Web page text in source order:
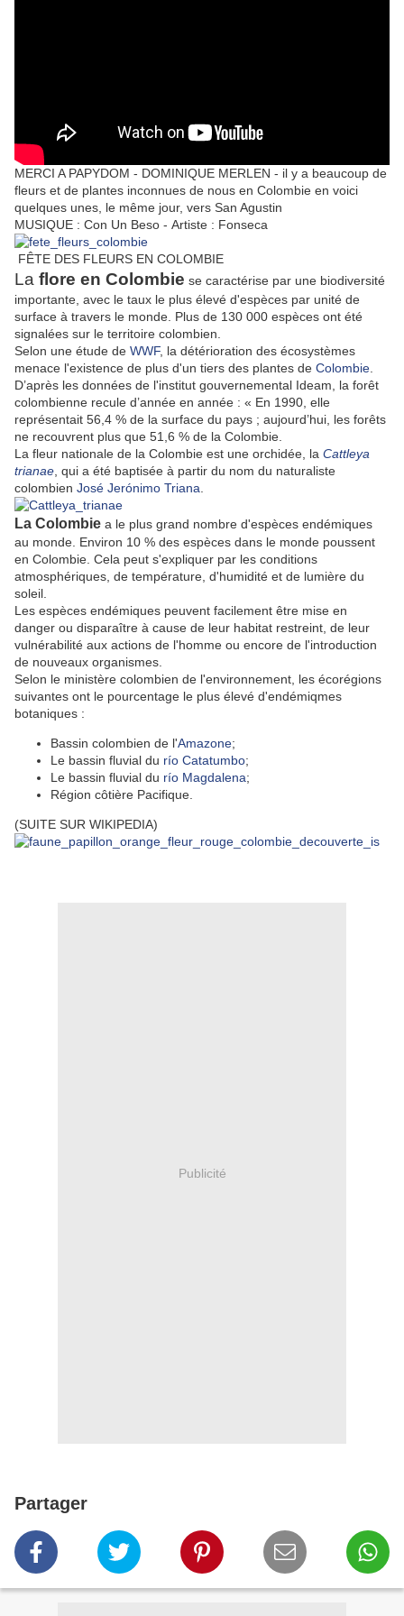
MERCI A PAPYDOM - DOMINIQUE MERLEN - il y a beaucoup de
fleurs et de plantes inconnues de nous en Colombie en voici
quelques unes, le même jour, vers San Agustin
MUSIQUE : Con Un Beso - Artiste : Fonseca
FÊTE DES FLEURS EN COLOMBIE
La flore en Colombie se caractérise par une biodiversité
importante, avec le taux le plus élevé d'espèces par unité de
surface à travers le monde. Plus de 130 000 espèces ont été
signalées sur le territoire colombien.
Selon une étude de WWF, la détérioration des écosystèmes
menace l'existence de plus d'un tiers des plantes de Colombie
D’après les données de l'institut gouvernemental Ideam, la forêt
colombienne recule d’année en année : « En 1990, elle
représentait 56,4 % de la surface du pays ; aujourd’hui, les forêts
ne recouvrent plus que 51,6 % de la Colombie.
La fleur nationale de la Colombie est une orchidée, la Cattleya
trianae , qui a été baptisée à partir du nom du naturaliste
colombien José Jerónimo Triana
La Colombie a le plus grand nombre d'espèces endémiques
au monde. Environ 10 % des espèces dans le monde poussent
en Colombie. Cela peut s'expliquer par les conditions
atmosphériques, de température, d'humidité et de lumière du
soleil.
Les espèces endémiques peuvent facilement être mise en
danger ou disparaître à cause de leur habitat restreint, de leur
vulnérabilité aux actions de l'homme ou encore de l'introduction
de nouveaux organismes.
Selon le ministère colombien de l'environnement, les écorégions
suivantes ont le pourcentage le plus élevé d'endémiqmes
botaniques :
Bassin colombien de l'Amazone;
Le bassin fluvial du río Catatumbo;
Le bassin fluvial du río Magdalena;
Région côtière Pacifique.
(SUITE SUR WIKIPEDIA)
Publicité
Partager